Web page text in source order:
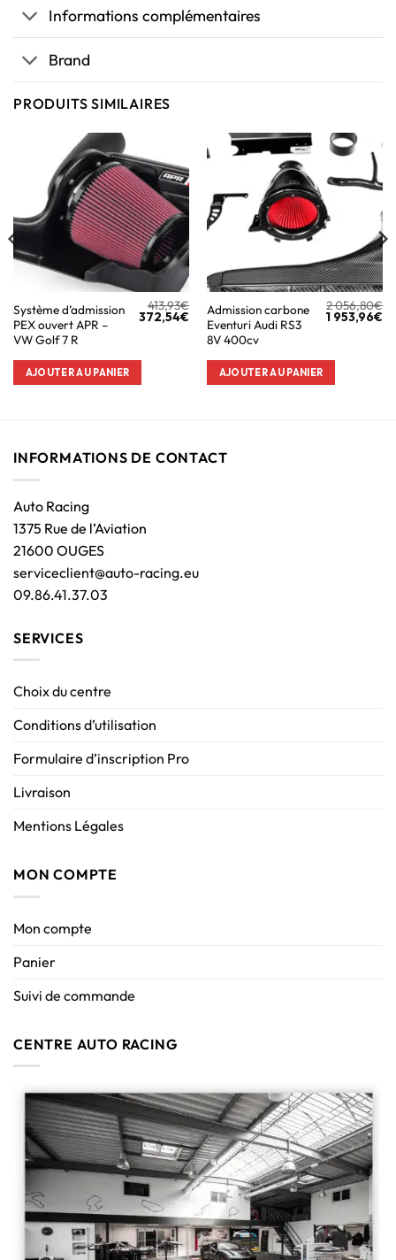
Informations complémentaires
Brand
PRODUITS SIMILAIRES
Système d’admission
PEX ouvert APR –
VW Golf 7 R
413,93€
372,54€
AJOUTER AU PANIER
Admission carbone
Eventuri Audi RS3
8V 400cv
2 056,80€
1 953,96€
AJOUTER AU PANIER
INFORMATIONS DE CONTACT
Auto Racing
1375 Rue de l’Aviation
21600 OUGES
serviceclient@auto-racing.eu
09.86.41.37.03
SERVICES
Choix du centre
Conditions d’utilisation
Formulaire d’inscription Pro
Livraison
Mentions Légales
MON COMPTE
Mon compte
Panier
Suivi de commande
CENTRE AUTO RACING